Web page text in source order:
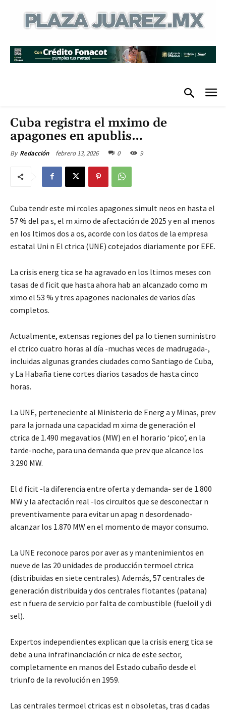
Cuba registra el mximo de
apagones en apublis…
By Redacción febrero 13, 2026 0 9
Cuba tendr este mi rcoles apagones simult neos en hasta el
57 % del pa s, el m ximo de afectación de 2025 y en al menos
en los ltimos dos a os, acorde con los datos de la empresa
estatal Uni n El ctrica (UNE) cotejados diariamente por EFE.
La crisis energ tica se ha agravado en los ltimos meses con
tasas de d ficit que hasta ahora hab an alcanzado como m
ximo el 53 % y tres apagones nacionales de varios días
completos.
Actualmente, extensas regiones del pa lo tienen suministro
el ctrico cuatro horas al día -muchas veces de madrugada-,
incluidas algunas grandes ciudades como Santiago de Cuba,
y La Habaña tiene cortes diarios tasados de hasta cinco
horas.
La UNE, perteneciente al Ministerio de Energ a y Minas, prev
para la jornada una capacidad m xima de generación el
ctrica de 1.490 megavatios (MW) en el horario ‘pico’, en la
tarde-noche, para una demanda que prev que alcance los
3.290 MW.
El d ficit -la diferencia entre oferta y demanda- ser de 1.800
MW y la afectación real -los circuitos que se desconectar n
preventivamente para evitar un apag n desordenado-
alcanzar los 1.870 MW en el momento de mayor consumo.
La UNE reconoce paros por aver as y mantenimientos en
nueve de las 20 unidades de producción termoel ctrica
(distribuidas en siete centrales). Además, 57 centrales de
generación distribuida y dos centrales flotantes (patana)
est n fuera de servicio por falta de combustible (fueloil y di
sel).
Expertos independientes explican que la crisis energ tica se
debe a una infrafinanciación cr nica de este sector,
completamente en manos del Estado cubaño desde el
triunfo de la revolución en 1959.
Las centrales termoel ctricas est n obsoletas, tras d cadas